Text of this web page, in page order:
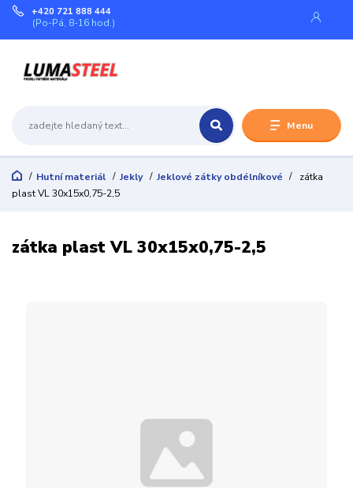
Menu
+420 721 888 444
(Po-Pá, 8-16 hod.)
Hutní materiál Jekly Jeklové zátky obdélníkové
zátka
plast VL 30x15x0,75-2,5
zátka plast VL 30x15x0,75-2,5